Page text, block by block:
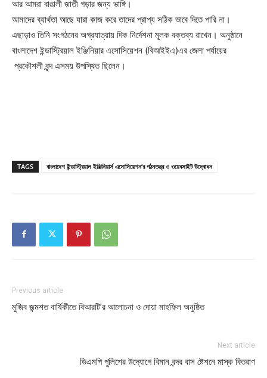
আর আমরা বাঙালী জাতী গড়ার জন্য ভাঙ্গি।
আমাদের ব্যার্থতা আছে যারা কাজ করে তাদের প্রাপ্য সঠিক ভাবে দিতে পারি না।
এছাড়াও তিনি সংগঠনের অগ্রযাত্রায় দিক নির্দেশনা মূলক বক্তব্য রাখেন। অনুষ্ঠানে
বাংলাদেশ ইন্ডাস্ট্রিয়াল ইঞ্জিনিয়ার এসোসিয়েশন (বিআইইএ)এর জেলা পর্যায়ের
প্রকৌশলী বৃন্দ এসময় উপস্থিত ছিলেন।
TAGS বাংলাদেশ ইন্ডাস্ট্রিয়াল ইঞ্জিনিয়ার্স এসোসিয়েশন’র গঠনতন্ত্র ও ওয়েবসাইট উদ্বোধন
Previous article
মুজিব জন্মশত বার্ষিকীতে বিআরটি’র আলোচনা ও দোয়া মাহফিল অনুষ্ঠিত
Next article
ডিএমপি পুলিশের উদ্যোগে বিমান বন্দর বাস ষ্টেশনে মাস্ক বিতরাণ